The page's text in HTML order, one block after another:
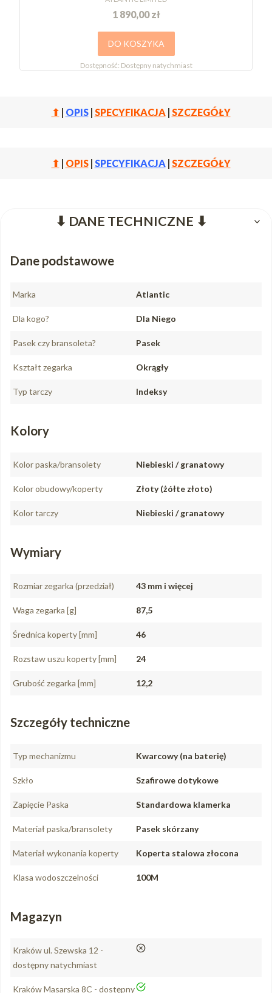
1 890,00 zł
DO KOSZYKA
Dostępność: Dostępny natychmiast
⬆ OPIS| SPECYFIKACJA| SZCZEGÓŁY
⬆ OPIS| SPECYFIKACJA| SZCZEGÓŁY
⬇ DANE TECHNICZNE ⬇
Dane podstawowe
Marka Atlantic
Dla kogo? Dla Niego
Pasek czy bransoleta? Pasek
Kształt zegarka Okrągły
Typ tarczy Indeksy
Kolory
Kolor paska/bransolety Niebieski / granatowy
Kolor obudowy/koperty Złoty (żółte złoto)
Kolor tarczy Niebieski / granatowy
Wymiary
Rozmiar zegarka (przedział) 43 mm i więcej
Waga zegarka [g] 87,5
Średnica koperty [mm] 46
Rozstaw uszu koperty [mm] 24
Grubość zegarka [mm] 12,2
Szczegóły techniczne
Typ mechanizmu Kwarcowy (na baterię)
Szkło Szafirowe dotykowe
Zapięcie Paska Standardowa klamerka
Materiał paska/bransolety Pasek skórzany
Materiał wykonania koperty Koperta stalowa złocona
Klasa wodoszczelności 100M
Magazyn
Kraków ul. Szewska 12 -
dostępny natychmiast
nie
Kraków Masarska 8C - dostępnytak